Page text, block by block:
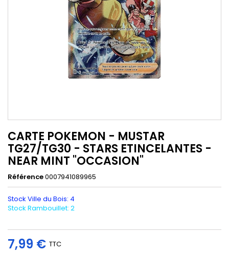
CARTE POKEMON - MUSTAR
TG27/TG30 - STARS ETINCELANTES -
NEAR MINT "OCCASION"
Référence0007941089965
Stock Ville du Bois: 4
Stock Rambouillet: 2
7,99 € TTC